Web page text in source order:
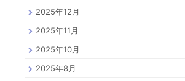
2025年12月
2025年11月
2025年10月
2025年8月